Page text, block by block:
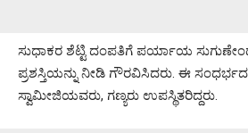
ಸುಧಾಕರ ಶೆಟ್ಟಿ ದಂಪತಿಗೆ ಪರ್ಯಾಯ
ಪ್ರಶಸ್ತಿಯನ್ನು ನೀಡಿ‌ ಗೌರವಿಸಿದರು. ಈ‌
ಸ್ವಾಮೀಜಿಯವರು, ಗಣ್ಯರು ಉಪಸ್ಥಿತರಿದ್ದರು.